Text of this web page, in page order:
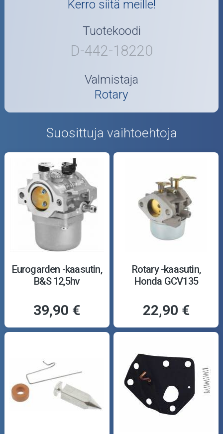
Kerro siitä meille!
Tuotekoodi
D-442-18220
Valmistaja
Rotary
Suosittuja vaihtoehtoja
Eurogarden -kaasutin,
B&S 12,5hv
39,90 €
Rotary -kaasutin,
Honda GCV135
22,90 €